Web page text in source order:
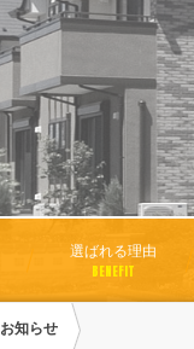
選ばれる理由
BENEFIT
お知らせ